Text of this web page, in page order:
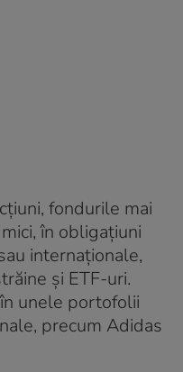
fondurile mai
în obligațiuni
internaționale,
și ETF-uri.
unele portofolii
precum Adidas